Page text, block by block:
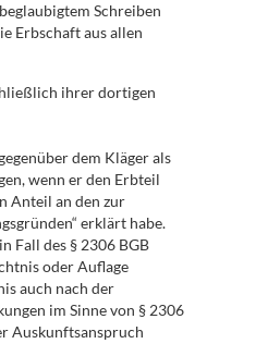
Schreiben
Erbschaft aus allen
ihrer dortigen
dem Kläger als
wenn er den Erbteil
Anteil an den zur
erklärt habe.
Fall des § 2306 BGB
oder Auflage
auch nach der
im Sinne von § 2306
Auskunftsanspruch